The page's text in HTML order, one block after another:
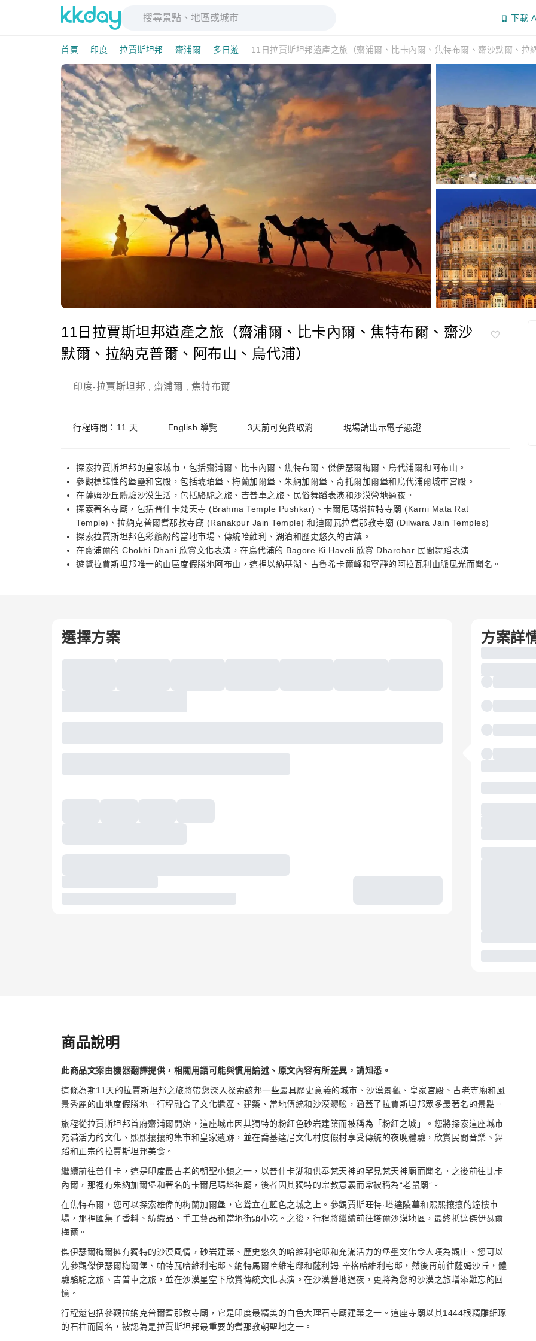
下載
首頁 印度 拉賈斯坦邦 齋浦爾 多日遊 11日拉賈斯坦邦遺產之旅（齋浦爾、比卡內爾、焦特布爾、齋沙默爾、拉
11日拉賈斯坦邦遺產之旅（齋浦爾、比卡內爾、焦特布爾、齋沙
默爾、拉納克普爾、阿布山、烏代浦）
印度-拉賈斯坦邦 齋浦爾 焦特布爾
行程時間：11 天 English 導覽 3天前可免費取消 現場請出示電子憑證
探索拉賈斯坦邦的皇家城市，包括齋浦爾、比卡內爾、焦特布爾、傑伊瑟爾梅爾、烏代浦爾和阿布山。
參觀標誌性的堡壘和宮殿，包括琥珀堡、梅蘭加爾堡、朱納加爾堡、奇托爾加爾堡和烏代浦爾城市宮殿。
在薩姆沙丘體驗沙漠生活，包括駱駝之旅、吉普車之旅、民俗舞蹈表演和沙漠營地過夜。
探索著名寺廟，包括普什卡梵天寺 (Brahma Temple Pushkar)、卡爾尼瑪塔拉特寺廟 (Karni Mata Rat
Temple)、拉納克普爾耆那教寺廟 (Ranakpur Jain Temple) 和迪爾瓦拉耆那教寺廟 (Dilwara Jain Temples)
探索拉賈斯坦邦色彩繽紛的當地市場、傳統哈維利、湖泊和歷史悠久的古鎮。
在齋浦爾的 Chokhi Dhani 欣賞文化表演，在烏代浦的 Bagore Ki Haveli 欣賞 Dharohar 民間舞蹈表演
遊覽拉賈斯坦邦唯一的山區度假勝地阿布山，這裡以納基湖、古魯希卡爾峰和寧靜的阿拉瓦利山脈風光而聞名。
選擇方案 方案詳
商品說明
此商品文案由機器翻譯提供，相關用語可能與慣用論述、原文內容有所差異，請知悉。
這條為期11天的拉賈斯坦邦之旅將帶您深入探索該邦一些最具歷史意義的城市、沙漠景觀、皇家宮殿、古老寺廟和風
景秀麗的山地度假勝地。行程融合了文化遺產、建築、當地傳統和沙漠體驗，涵蓋了拉賈斯坦邦眾多最著名的景點。
旅程從拉賈斯坦邦首府齋浦爾開始，這座城市因其獨特的粉紅色砂岩建築而被稱為「粉紅之城」。您將探索這座城市
充滿活力的文化、熙熙攘攘的集市和皇家遺跡，並在喬基達尼文化村度假村享受傳統的夜晚體驗，欣賞民間音樂、舞
蹈和正宗的拉賈斯坦邦美食。
繼續前往普什卡，這是印度最古老的朝聖小鎮之一，以普什卡湖和供奉梵天神的罕見梵天神廟而聞名。之後前往比卡
內爾，那裡有朱納加爾堡和著名的卡爾尼瑪塔神廟，後者因其獨特的宗教意義而常被稱為“老鼠廟”。
在焦特布爾，您可以探索雄偉的梅蘭加爾堡，它聳立在藍色之城之上。參觀賈斯旺特·塔達陵墓和熙熙攘攘的鐘樓市
場，那裡匯集了香料、紡織品、手工藝品和當地街頭小吃。之後，行程將繼續前往塔爾沙漠地區，最終抵達傑伊瑟爾
梅爾。
傑伊瑟爾梅爾擁有獨特的沙漠風情，砂岩建築、歷史悠久的哈維利宅邸和充滿活力的堡壘文化令人嘆為觀止。您可以
先參觀傑伊瑟爾梅爾堡、帕特瓦哈維利宅邸、納特馬爾哈維宅邸和薩利姆·辛格哈維利宅邸，然後再前往薩姆沙丘，體
驗駱駝之旅、吉普車之旅，並在沙漠星空下欣賞傳統文化表演。在沙漠營地過夜，更將為您的沙漠之旅增添難忘的回
憶。
行程還包括參觀拉納克普爾耆那教寺廟，它是印度最精美的白色大理石寺廟建築之一。這座寺廟以其1444根精雕細琢
的石柱而聞名，被認為是拉賈斯坦邦最重要的耆那教朝聖地之一。